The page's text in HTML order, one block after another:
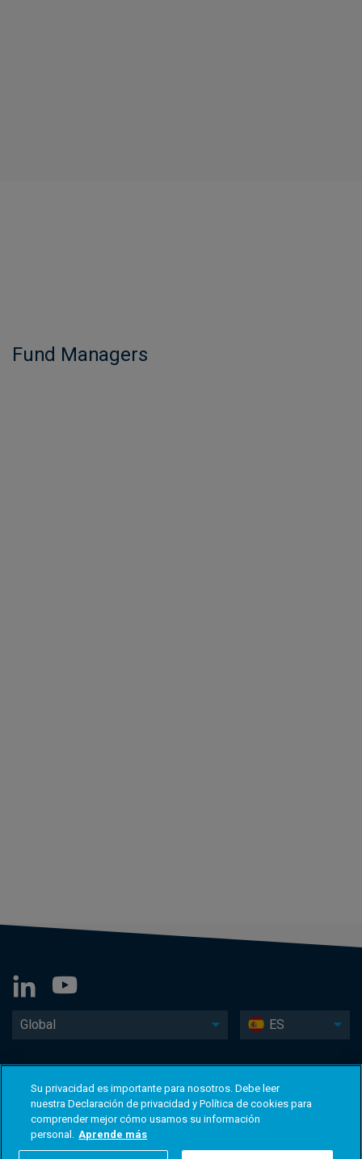
Fund Managers
Global ES
Su privacidad es importante para nosotros. Debe leer
nuestra Declaración de privacidad y Política de cookies para
comprender mejor cómo usamos su información
personal. Aprende más